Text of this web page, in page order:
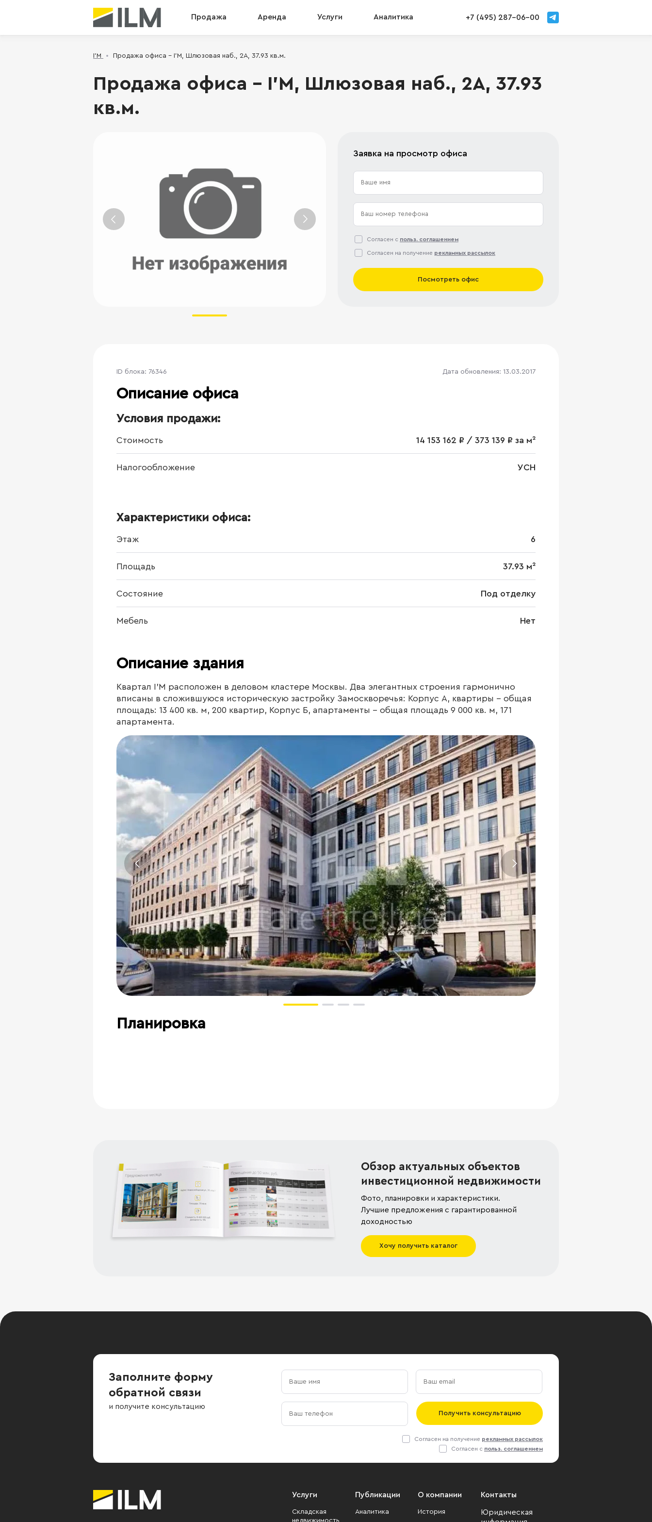
Продажа Аренда Услуги Аналитика +7 (495) 287-06-00
I’M Продажа офиса - I’M, Шлюзовая наб., 2А, 37.93 кв.м.
Продажа офиса - I’M, Шлюзовая наб., 2А, 37.93
кв.м.
Заявка на просмотр офиса
Согласен с польз. соглашением
Согласен на получение рекламных рассылок
Посмотреть офис
ID блока: 76346 Дата обновления: 13.03.2017
Описание офиса
Условия продажи:
Стоимость 14 153 162 ₽ / 373 139 ₽ за м²
Налогообложение УСН
Характеристики офиса:
Этаж 6
Площадь 37.93 м²
Состояние Под отделку
Мебель Нет
Описание здания
Квартал I’M расположен в деловом кластере Москвы. Два элегантных строения гармонично
вписаны в сложившуюся историческую застройку Замоскворечья: Корпус А, квартиры - общая
площадь: 13 400 кв. м, 200 квартир, Корпус Б, апартаменты - общая площадь 9 000 кв. м, 171
апартамента.
Планировка
Обзор актуальных объектов
инвестиционной недвижимости
Фото, планировки и характеристики.
Лучшие предложения с гарантированной
доходностью
Хочу получить каталог
Заполните форму
обратной связи
и получите консультацию
Получить консультацию
Согласен на получение рекламных рассылок
Согласен с польз. соглашением
Услуги
Складская
Публикации
Аналитика
О компании
История
Контакты
Юридическая